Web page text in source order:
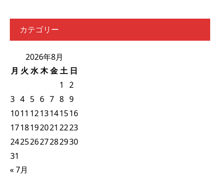
カテゴリー
2026年8月
月 火 水木金土 日
1
2
3 4 5 6 7 8 9
1011 1213141516
1718192021 2223
24252627282930
31
« 7月